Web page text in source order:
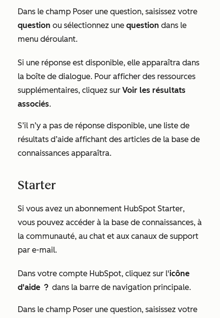
Dans le champ Poser une question, saisissez votre
question ou sélectionnez une question dans le
menu déroulant.
Si une réponse est disponible, elle apparaîtra dans
la boîte de dialogue. Pour afficher des ressources
supplémentaires, cliquez sur Voir les résultats
associés.
S’il n’y a pas de réponse disponible, une liste de
résultats d’aide affichant des articles de la base de
connaissances apparaîtra.
Starter
Si vous avez un abonnement HubSpot Starter,
vous pouvez accéder à la base de connaissances, à
la communauté, au chat et aux canaux de support
par e-mail.
Dans votre compte HubSpot, cliquez sur l'icône
d'aide question dans la barre de navigation principale.
Dans le champ Poser une question, saisissez votre